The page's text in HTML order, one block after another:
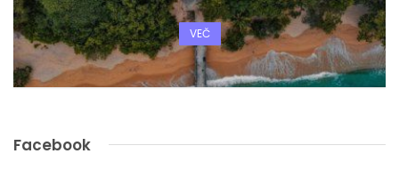
VEČ
Facebook